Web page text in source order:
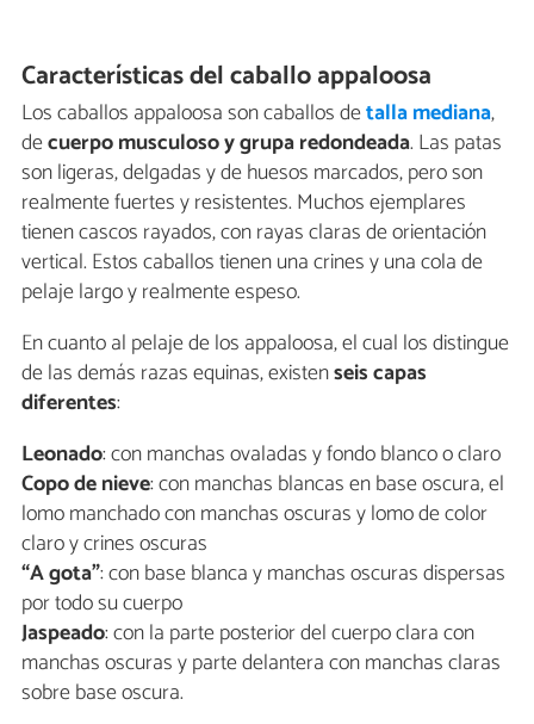
Características del caballo appaloosa
Los caballos appaloosa son caballos detalla mediana,
decuerpo musculoso y grupa redondeada. Las patas
son ligeras, delgadas y de huesos marcados, pero son
realmente fuertes y resistentes. Muchos ejemplares
tienen cascos rayados, con rayas claras de orientación
vertical. Estos caballos tienen una crines y una cola de
pelaje largo y realmente espeso.
En cuanto al pelaje de los appaloosa, el cual los distingue
de las demás razas equinas, existenseis capas
diferentes:
Leonado: con manchas ovaladas y fondo blanco o claro
Copo de nieve: con manchas blancas en base oscura, el
lomo manchado con manchas oscuras y lomo de color
claro y crines oscuras
“A gota”: con base blanca y manchas oscuras dispersas
por todo su cuerpo
Jaspeado: con la parte posterior del cuerpo clara con
manchas oscuras y parte delantera con manchas claras
sobre base oscura.